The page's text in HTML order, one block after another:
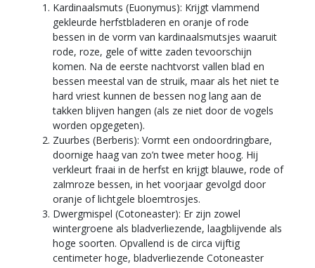
Kardinaalsmuts (Euonymus): Krijgt vlammend
gekleurde herfstbladeren en oranje of rode
bessen in de vorm van kardinaalsmutsjes waaruit
rode, roze, gele of witte zaden tevoorschijn
komen. Na de eerste nachtvorst vallen blad en
bessen meestal van de struik, maar als het niet te
hard vriest kunnen de bessen nog lang aan de
takken blijven hangen (als ze niet door de vogels
worden opgegeten).
Zuurbes (Berberis): Vormt een ondoordringbare,
doornige haag van zo’n twee meter hoog. Hij
verkleurt fraai in de herfst en krijgt blauwe, rode of
zalmroze bessen, in het voorjaar gevolgd door
oranje of lichtgele bloemtrosjes.
Dwergmispel (Cotoneaster): Er zijn zowel
wintergroene als bladverliezende, laagblijvende als
hoge soorten. Opvallend is de circa vijftig
centimeter hoge, bladverliezende Cotoneaster